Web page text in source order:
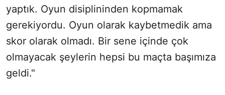
yaptık. Oyun disiplininden kopmamak
gerekiyordu. Oyun olarak kaybetmedik ama
skor olarak olmadı. Bir sene içinde çok
olmayacak şeylerin hepsi bu maçta başımıza
geldi."